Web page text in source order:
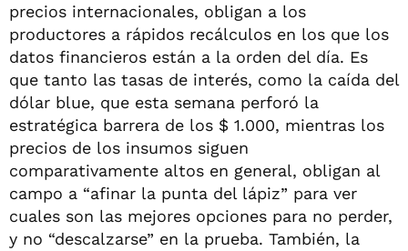
precios internacionales, obligan a los
productores a rápidos recálculos en los que los
datos financieros están a la orden del día. Es
que tanto las tasas de interés, como la caída del
dólar blue, que esta semana perforó la
estratégica barrera de los $ 1.000, mientras los
precios de los insumos siguen
comparativamente altos en general, obligan al
campo a “afinar la punta del lápiz” para ver
cuales son las mejores opciones para no perder,
y no “descalzarse” en la prueba. También, la